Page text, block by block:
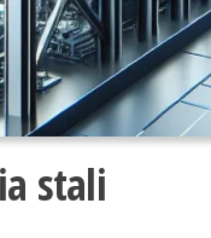
stali